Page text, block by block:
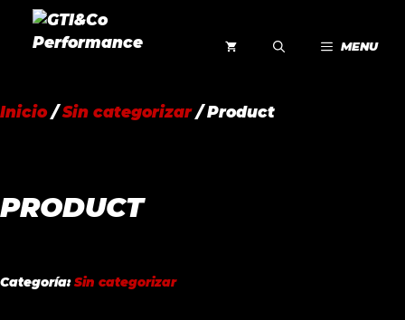
Saltar
MENU
Inicio/Sin categorizar/ Product
PRODUCT
Categoría:Sin categorizar